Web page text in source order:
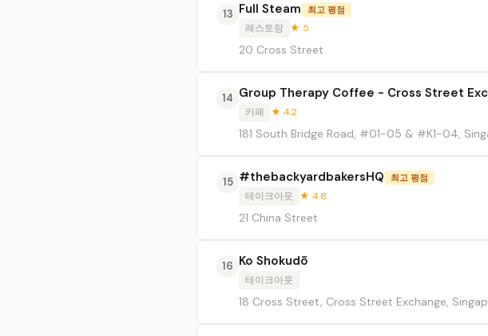
13 Full Steam 최고 평점
레스토랑 ★ 5
20 Cross Street
14 Group Therapy Coffee - Cross Street
카페 ★ 4.2
181 South Bridge Road, #01-05 & #K1-04,
15 #thebackyardbakersHQ 최고 평점
테이크아웃 ★ 4.8
21 China Street
16 Ko Shokudō
테이크아웃
18 Cross Street, Cross Street Exchange,